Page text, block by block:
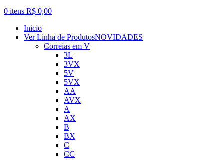
0 itens R$ 0,00
Inicio
Ver Linha de ProdutosNOVIDADES
Correias em V
3L
3VX
5V
5VX
AA
AVX
A
AX
B
BX
C
CC